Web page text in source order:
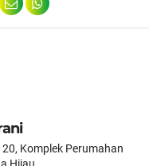
Komplek Perumahan